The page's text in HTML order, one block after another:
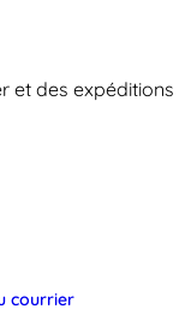
et des expéditions
courrier